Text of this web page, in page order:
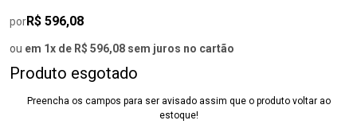
porR$ 596,08
ou em 1x de R$ 596,08 sem juros no cartão
Produto esgotado
Preencha os campos para ser avisado assim que o produto voltar ao
estoque!